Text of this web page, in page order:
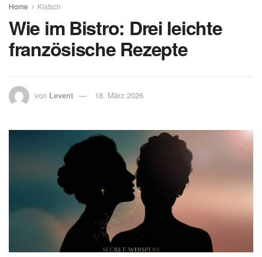
Home Klatsch
Wie im Bistro: Drei leichte
französische Rezepte
von Levent 18. März 2026